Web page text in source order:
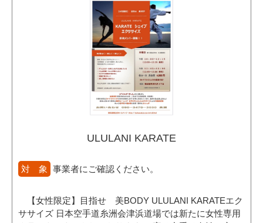
ULULANI KARATE
対 象 事業者にご確認ください。
【女性限定】目指せ 美BODY ULULANI KARATEエク
ササイズ 日本空手道糸洲会津浜道場では新たに女性専用